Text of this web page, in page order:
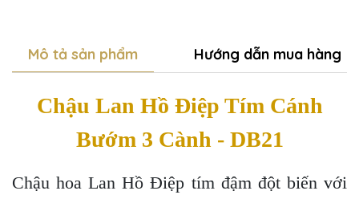
Mô tả sản phẩm Hướng dẫn mua hàng
Chậu Lan Hồ Điệp Tím Cánh
Bướm 3 Cành - DB21
Chậu hoa Lan Hồ Điệp tím đậm đột biến với